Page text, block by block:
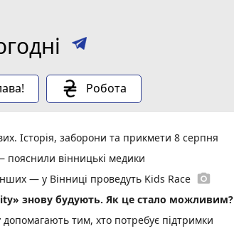
Робота
Історія, заборони та прикмети 8 серпня
пояснили вінницькі медики
— у Вінниці проведуть Kids Race photo_camera
знову будують. Як це стало можливим?
допомагають тим, хто потребує підтримки